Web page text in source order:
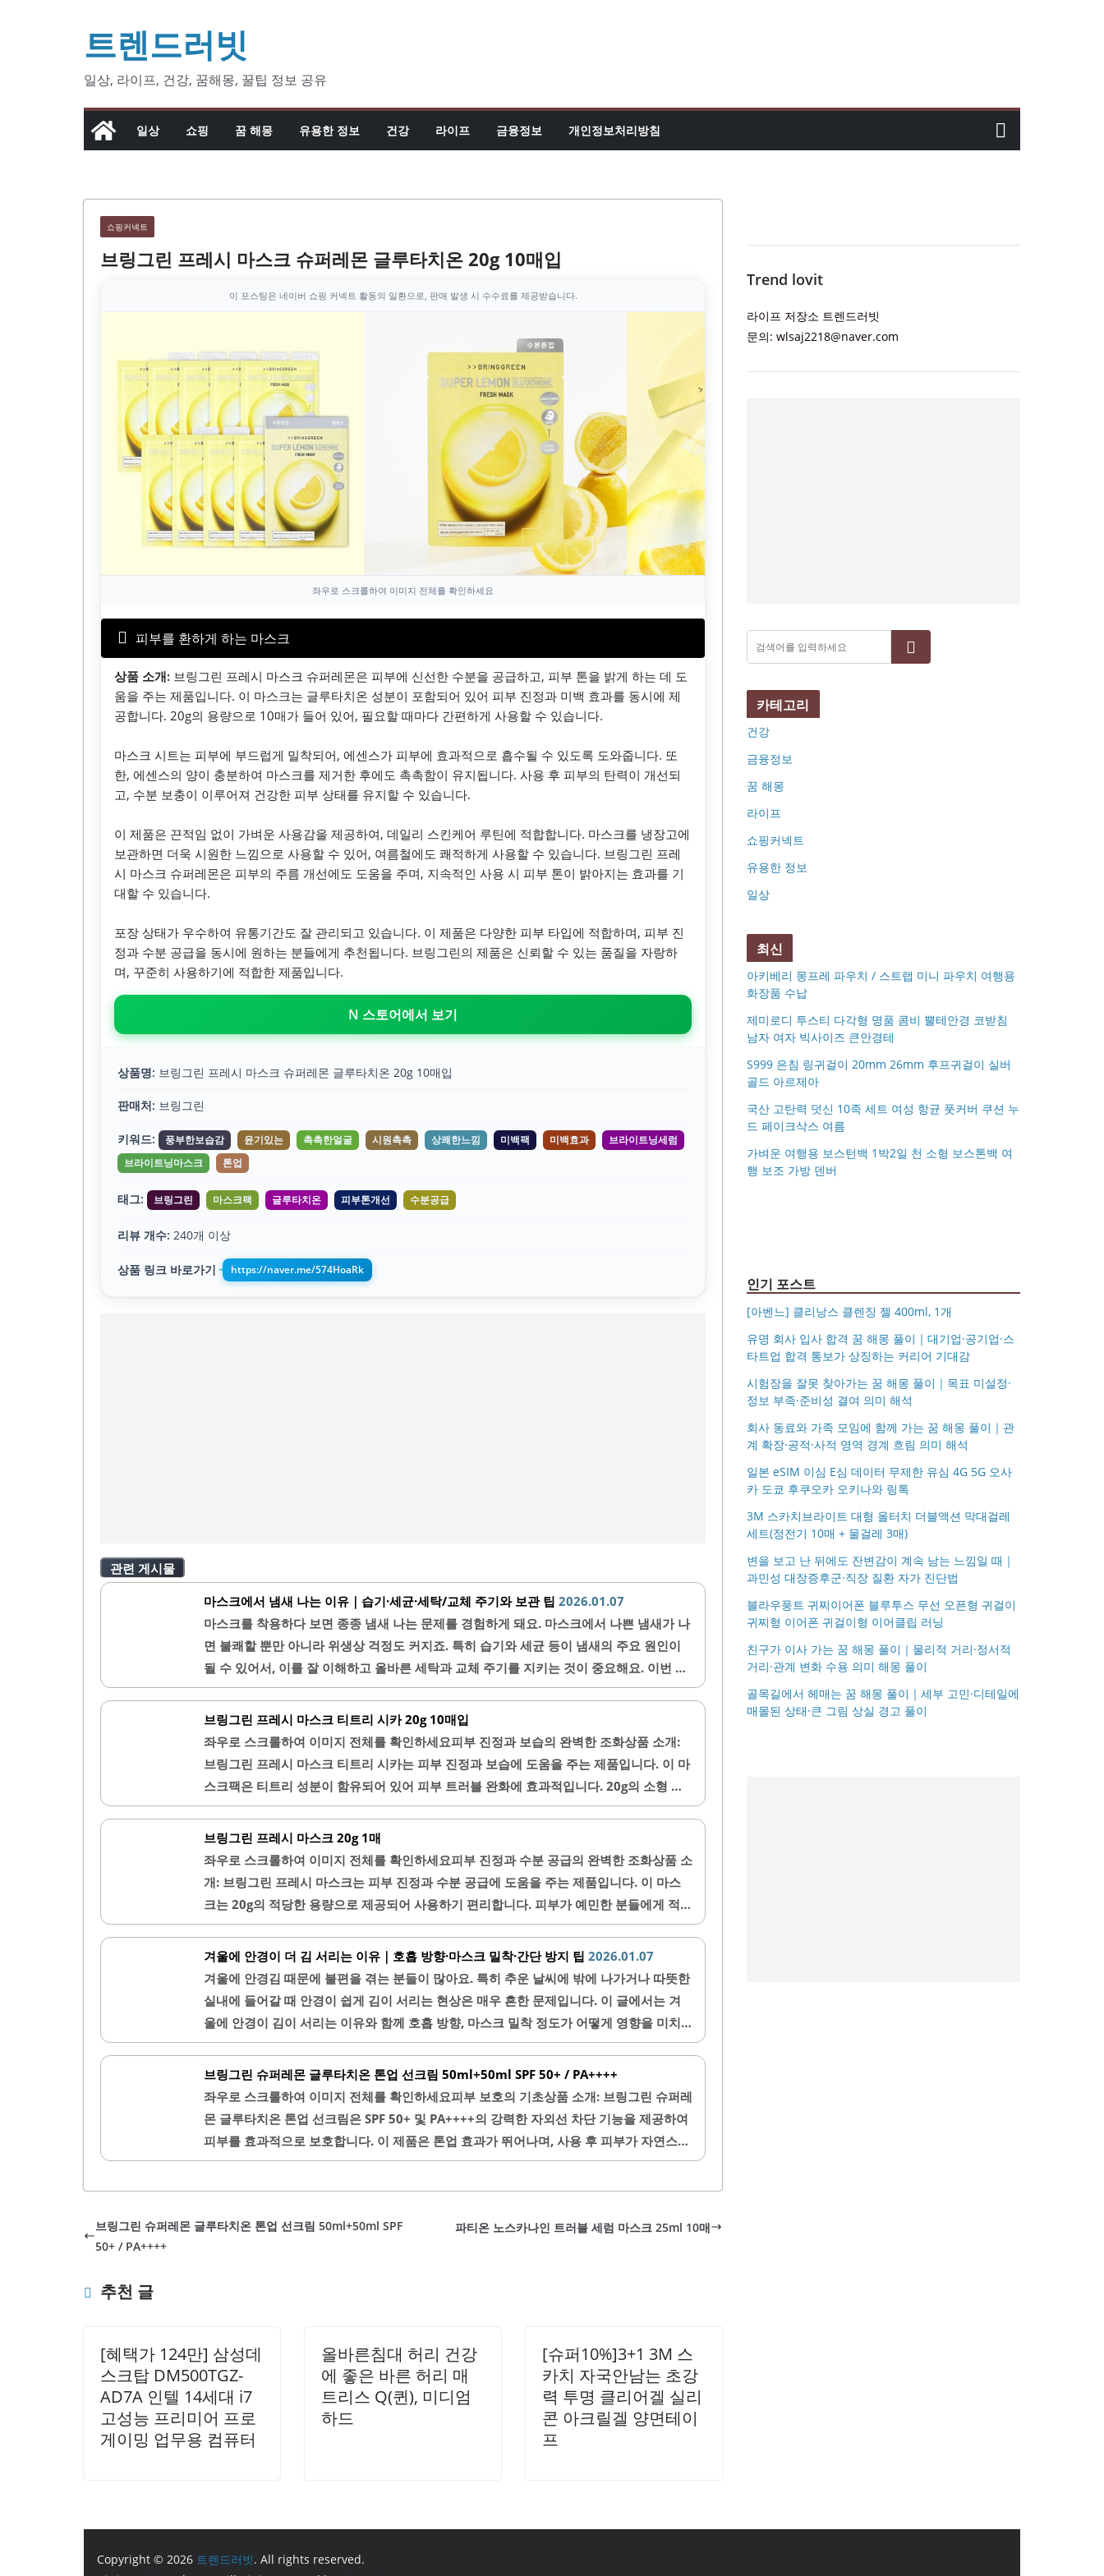
트렌드러빗
일상, 라이프, 건강, 꿈해몽, 꿀팁 정보 공유
일상 쇼핑 꿈 해몽 유용한 정보 건강 라이프 금융정보 개인정보처리방침
쇼핑커넥트
브링그린 프레시 마스크 슈퍼레몬 글루타치온 20g 10매입
이 포스팅은 네이버 쇼핑 커넥트 활동의 일환으로, 판매 발생 시 수수료를 제공받습니다.
좌우로 스크롤하여 이미지 전체를 확인하세요
피부를 환하게 하는 마스크
상품 소개: 브링그린 프레시 마스크 슈퍼레몬은 피부에 신선한 수분을 공급하고, 피부 톤을 밝게 하는 데 도
움을 주는 제품입니다. 이 마스크는 글루타치온 성분이 포함되어 있어 피부 진정과 미백 효과를 동시에 제
공합니다. 20g의 용량으로 10매가 들어 있어, 필요할 때마다 간편하게 사용할 수 있습니다.
마스크 시트는 피부에 부드럽게 밀착되어, 에센스가 피부에 효과적으로 흡수될 수 있도록 도와줍니다. 또
한, 에센스의 양이 충분하여 마스크를 제거한 후에도 촉촉함이 유지됩니다. 사용 후 피부의 탄력이 개선되
고, 수분 보충이 이루어져 건강한 피부 상태를 유지할 수 있습니다.
이 제품은 끈적임 없이 가벼운 사용감을 제공하여, 데일리 스킨케어 루틴에 적합합니다. 마스크를 냉장고에
보관하면 더욱 시원한 느낌으로 사용할 수 있어, 여름철에도 쾌적하게 사용할 수 있습니다. 브링그린 프레
시 마스크 슈퍼레몬은 피부의 주름 개선에도 도움을 주며, 지속적인 사용 시 피부 톤이 밝아지는 효과를 기
대할 수 있습니다.
포장 상태가 우수하여 유통기간도 잘 관리되고 있습니다. 이 제품은 다양한 피부 타입에 적합하며, 피부 진
정과 수분 공급을 동시에 원하는 분들에게 추천됩니다. 브링그린의 제품은 신뢰할 수 있는 품질을 자랑하
며, 꾸준히 사용하기에 적합한 제품입니다.
N 스토어에서 보기
상품명: 브링그린 프레시 마스크 슈퍼레몬 글루타치온 20g 10매입
판매처: 브링그린
키워드: 풍부한보습감 윤기있는 촉촉한얼굴 시원촉촉 상쾌한느낌 미백팩 미백효과
브라이트닝세럼
브라이트닝마스크
톤업
태그: 브링그린 마스크팩 글루타치온 피부톤개선 수분공급
리뷰 개수: 240개 이상
상품 링크 바로가기 ➔ https://naver.me/574HoaRk
관련 게시물
마스크에서 냄새 나는 이유｜습기·세균·세탁/교체 주기와 보관 팁 2026.01.07
마스크를 착용하다 보면 종종 냄새 나는 문제를 경험하게 돼요. 마스크에서 나쁜 냄새가 나
면 불쾌할 뿐만 아니라 위생상 걱정도 커지죠. 특히 습기와 세균 등이 냄새의 주요 원인이
될 수 있어서, 이를 잘 이해하고 올바른 세탁과 교체 주기를 지키는 것이 중요해요. 이번 글
에서는 마스크에서 냄새가 나는 다양한 이유와 함께 효과적인 보관 방법까지 자세히 알려
드릴게요.1. 마스크에서 냄새가 나는 주요 원인마스크에서 냄새가 나는 이유는 주로 내부
에 쌓인 습기와 세균 번식 때문이에요. 사람이 숨을 쉴 때 나오는 이산화탄소와 습기로 인
해 마스크 안은 습해지고, 이 환경이 세균과 곰팡이 증식을 촉진해요. 뿐만 아니라 마스크
를 장시간 착용하거나 제대로 세탁하지 않으면 음식 냄새, 땀 냄새 같은 불쾌한 냄새가 발
브링그린 프레시 마스크 티트리 시카 20g 10매입
좌우로 스크롤하여 이미지 전체를 확인하세요피부 진정과 보습의 완벽한 조화상품 소개:
브링그린 프레시 마스크 티트리 시카는 피부 진정과 보습에 도움을 주는 제품입니다. 이 마
스크팩은 티트리 성분이 함유되어 있어 피부 트러블 완화에 효과적입니다. 20g의 소형 패
키지로 10매가 들어 있어 사용이 간편합니다.특히, 피부가 민감한 분들에게 적합한 순한 포
뮬라로 제작되었습니다. 마스크팩을 사용한 후에는 피부가 촉촉해지고 상쾌한 느낌을 받을
수 있습니다. 냉장고에 보관하여 시원하게 사용하면 더욱 효과적입니다.이 제품은 가격이
합리적이며, 가성비가 뛰어난 점이 특징입니다. 또한, 빠른 배송 서비스로 언제든지 쉽게
구매할 수 있습니다. 가족 모두가 함께 사용할 수 있을 만큼 넉넉한 수량으로 제공되어, 온
브링그린 프레시 마스크 20g 1매
좌우로 스크롤하여 이미지 전체를 확인하세요피부 진정과 수분 공급의 완벽한 조화상품 소
개: 브링그린 프레시 마스크는 피부 진정과 수분 공급에 도움을 주는 제품입니다. 이 마스
크는 20g의 적당한 용량으로 제공되어 사용하기 편리합니다. 피부가 예민한 분들에게 적합
한 성분으로 구성되어 있어, 자극 없이 부드럽게 사용할 수 있습니다.특히, 징크테카 성분
이 포함되어 있어 피부를 진정시키고, 수분감을 높여줍니다. 마스크팩은 에센스가 충분히
적셔져 있어 사용 중 마르지 않고 촉촉함을 유지합니다. 데일리로 사용하기에 적합하며, 가
격이 저렴하여 부담 없이 사용할 수 있습니다.사용 후 피부가 촉촉해지고 화장이 잘 먹는
효과를 기대할 수 있습니다. 또한, 다양한 성분이 포함되어 있어 피부 타입에 맞춰 선택할
겨울에 안경이 더 김 서리는 이유｜호흡 방향·마스크 밀착·간단 방지 팁 2026.01.07
겨울에 안경김 때문에 불편을 겪는 분들이 많아요. 특히 추운 날씨에 밖에 나가거나 따뜻한
실내에 들어갈 때 안경이 쉽게 김이 서리는 현상은 매우 흔한 문제입니다. 이 글에서는 겨
울에 안경이 김이 서리는 이유와 함께 호흡 방향, 마스크 밀착 정도가 어떻게 영향을 미치
는지 상세히 알려드릴게요. 또한 간단하게 따라 할 수 있는 방지 팁도 소개합니다.1. 겨울철
안경 김 서림의 주요 원인겨울에 안경이 김 서림 현상은 주로 따뜻한 입김이 차가운 안경
렌즈에 닿으면서 발생해요. 호흡할 때 나오는 수분이 안경 표면에 응결되면서 작은 물방울
이 생기기 때문입니다. 이 현상은 실내외 온도 차이가 클수록 더 심해지는데, 특히 찬 공기
에 노출된 상태에서 따뜻한 실내로 들어갔을 때 더욱 자주 일어나요...
브링그린 슈퍼레몬 글루타치온 톤업 선크림 50ml+50ml SPF 50+ / PA++++
좌우로 스크롤하여 이미지 전체를 확인하세요피부 보호의 기초상품 소개: 브링그린 슈퍼레
몬 글루타치온 톤업 선크림은 SPF 50+ 및 PA++++의 강력한 자외선 차단 기능을 제공하여
피부를 효과적으로 보호합니다. 이 제품은 톤업 효과가 뛰어나며, 사용 후 피부가 자연스럽
게 밝아지는 것을 경험할 수 있습니다. 부드러운 발림성 덕분에 피부에 쉽게 스며들어 기름
없이 사용할 수 있는 점이 특징입니다. 물에 잘 지워지지 않아 일상적인 외출 시에도 안심
브링그린 슈퍼레몬 글루타치온 톤업 선크림 50ml+50ml SPF
50+ / PA++++
파티온 노스카나인 트러블 세럼 마스크 25ml 10매
추천 글
[혜택가 124만] 삼성데
스크탑 DM500TGZ-
AD7A 인텔 14세대 i7
고성능 프리미어 프로
게이밍 업무용 컴퓨터
올바른침대 허리 건강
에 좋은 바른 허리 매
트리스 Q(퀸), 미디엄
하드
[슈퍼10%]3+1 3M 스
카치 자국안남는 초강
력 투명 클리어겔 실리
콘 아크릴겔 양면테이
프
Trend lovit
라이프 저장소 트렌드러빗
문의: wlsaj2218@naver.com
검색
카테고리
건강
금융정보
꿈 해몽
라이프
쇼핑커넥트
유용한 정보
일상
최신
아키베리 몽프레 파우치 / 스트랩 미니 파우치 여행용
화장품 수납
제미로디 투스티 다각형 명품 콤비 뿔테안경 코받침
남자 여자 빅사이즈 큰안경테
S999 은침 링귀걸이 20mm 26mm 후프귀걸이 실버
골드 아르제아
국산 고탄력 덧신 10족 세트 여성 항균 풋커버 쿠션 누
드 페이크삭스 여름
가벼운 여행용 보스턴백 1박2일 천 소형 보스톤백 여
행 보조 가방 덴버
아키베리 몽프레 파우치
인기 포스트
[아벤느] 클리낭스 클렌징 젤 400ml, 1개
유명 회사 입사 합격 꿈 해몽 풀이｜대기업·공기업·스
타트업 합격 통보가 상징하는 커리어 기대감
시험장을 잘못 찾아가는 꿈 해몽 풀이｜목표 미설정·
정보 부족·준비성 결여 의미 해석
회사 동료와 가족 모임에 함께 가는 꿈 해몽 풀이｜관
계 확장·공적·사적 영역 경계 흐림 의미 해석
일본 eSIM 이심 E심 데이터 무제한 유심 4G 5G 오사
카 도쿄 후쿠오카 오키나와 링톡
3M 스카치브라이트 대형 올터치 더블액션 막대걸레
세트(정전기 10매 + 물걸레 3매)
변을 보고 난 뒤에도 잔변감이 계속 남는 느낌일 때｜
과민성 대장증후군·직장 질환 자가 진단법
블라우풍트 귀찌이어폰 블루투스 무선 오픈형 귀걸이
귀찌형 이어폰 귀걸이형 이어클립 러닝
친구가 이사 가는 꿈 해몽 풀이｜물리적 거리·정서적
거리·관계 변화 수용 의미 해몽 풀이
골목길에서 헤매는 꿈 해몽 풀이｜세부 고민·디테일에
매몰된 상태·큰 그림 상실 경고 풀이
Copyright © 2026 트렌드러빗. All rights reserved.